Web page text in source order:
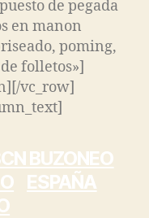
de pegada
en manon
poming,
folletos»]
vc_row]
BUZONEO
ESPAÑA